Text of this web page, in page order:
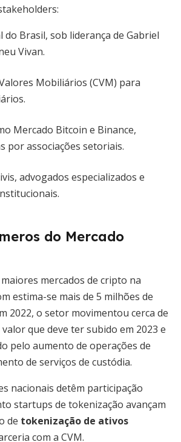
do Brasil, sob liderança de Gabriel
Vivan.
Mobiliários (CVM) para
Mercado Bitcoin e Binance,
por associações setoriais.
advogados especializados e
do Mercado
mercados de cripto na
estima-se mais de 5 milhões de
2022, o setor movimentou cerca de
que deve ter subido em 2023 e
pelo aumento de operações de
de serviços de custódia.
nacionais detêm participação
startups de tokenização avançam
de tokenização de ativos
com a CVM.